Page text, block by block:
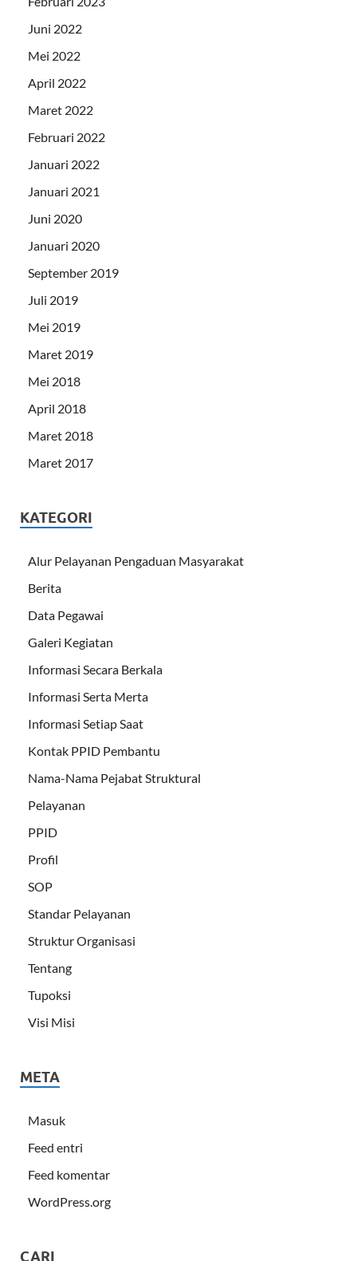
Juni 2022
Mei 2022
April 2022
Maret 2022
Februari 2022
Januari 2022
Januari 2021
Juni 2020
Januari 2020
September 2019
Juli 2019
Mei 2019
Maret 2019
Mei 2018
April 2018
Maret 2018
Maret 2017
KATEGORI
Alur Pelayanan Pengaduan Masyarakat
Berita
Data Pegawai
Galeri Kegiatan
Informasi Secara Berkala
Informasi Serta Merta
Informasi Setiap Saat
Kontak PPID Pembantu
Nama-Nama Pejabat Struktural
Pelayanan
PPID
Profil
SOP
Standar Pelayanan
Struktur Organisasi
Tentang
Tupoksi
Visi Misi
META
Masuk
Feed entri
Feed komentar
WordPress.org
CARI